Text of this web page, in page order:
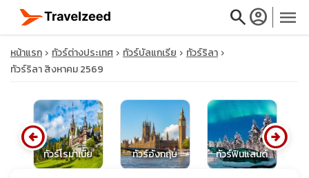
searchaccount_circle menu
close
travel_explore
หน้าแรก ทัวร์ต่างประเทศ ทัวร์บัลแกเรีย
ทัวร์ริลา
ทัวร์ริลา สิงหาคม 2569
ทัวร์โรมาเนีย ทัวร์อังกฤษ ทัวร์ฟินแลนด์
arrow_circle_left arrow_circle_right